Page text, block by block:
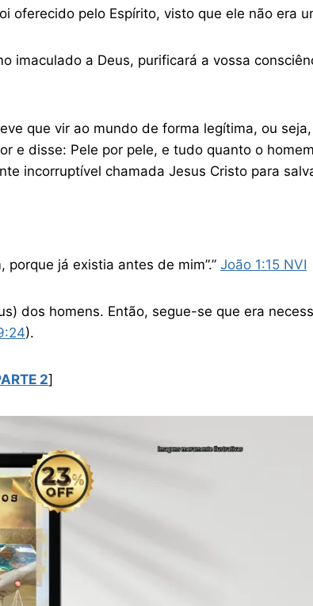
oferecido pelo Espírito, visto que ele não era
imaculado a Deus, purificará a vossa
que vir ao mundo de forma legítima, ou
e disse: Pele por pele, e tudo quanto o
incorruptível chamada Jesus Cristo para
já existia antes de mim”.” João‬ ‭1‬:‭15‬ ‭NVI
dos homens. Então, segue-se que era
).
2]